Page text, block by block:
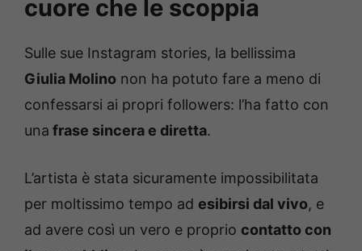
cuore che le scoppia
Sulle sue Instagram stories, la bellissima
Giulia Molino non ha potuto fare a meno di
confessarsi ai propri followers: l’ha fatto con
una frase sincera e diretta.
L’artista è stata sicuramente impossibilitata
per moltissimo tempo ad esibirsi dal vivo, e
ad avere così un vero e proprio contatto con